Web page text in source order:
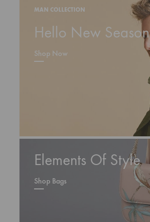
Elements Of Style
Shop Bags
MAN COLLECTION
Hello New Season
Shop Now